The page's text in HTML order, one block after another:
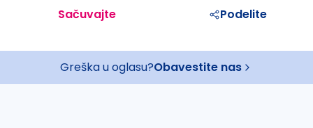
Sačuvajte Podelite
Greška u oglasu?Obavestite nas